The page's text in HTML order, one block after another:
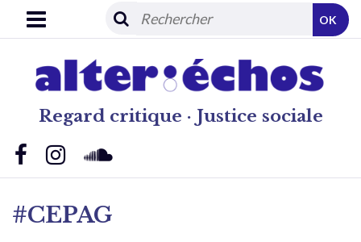
Regard critique · Justice sociale
OK
#CEPAG